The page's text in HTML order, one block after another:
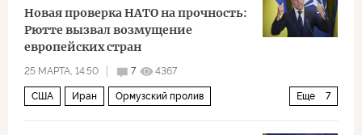
Еврокомиссия Политика
Новая проверка НАТО на прочность:
Рютте вызвал возмущение
европейских стран
25 МАРТА, 14:50 7 4367
Еще 7
США Иран Ормузский пролив